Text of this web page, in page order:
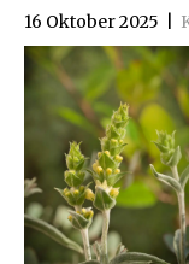
16 Oktober 2025